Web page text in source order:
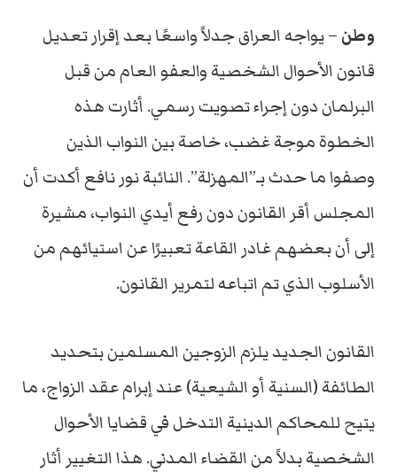
وطن – يواجه العراق جدلاً واسعًا بعد إقرار تعديل
قانون الأحوال الشخصية والعفو العام من قبل
البرلمان دون إجراء تصويت رسمي. أثارت هذه
الخطوة موجة غضب، خاصة بين النواب الذين
وصفوا ما حدث بـ”المهزلة”. النائبة نور نافع أكدت أن
المجلس أقر القانون دون رفع أيدي النواب، مشيرة
إلى أن بعضهم غادر القاعة تعبيرًا عن استيائهم من
الأسلوب الذي تم اتباعه لتمرير القانون.
القانون الجديد يلزم الزوجين المسلمين بتحديد
الطائفة (السنية أو الشيعية) عند إبرام عقد الزواج، ما
يتيح للمحاكم الدينية التدخل في قضايا الأحوال
الشخصية بدلاً من القضاء المدني. هذا التغيير أثار